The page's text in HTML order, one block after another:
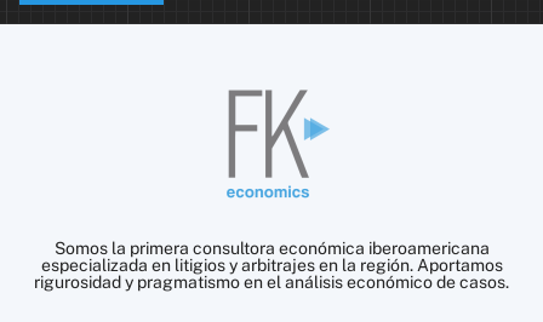
Somos la primera consultora económica iberoamericana
especializada en litigios y arbitrajes en la región. Aportamos
rigurosidad y pragmatismo en el análisis económico de casos.